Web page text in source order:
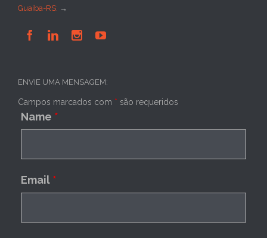
Guaíba-RS: →
   
ENVIE UMA MENSAGEM:
Campos marcados com * são requeridos
Name *
Email *